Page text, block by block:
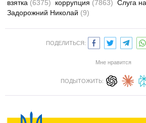
взятка (6375) коррупция (7863) Слуга
Задорожний Николай (9)
ПОДЕЛИТЬСЯ:
Мне нравится
ПОДЫТОЖИТЬ: